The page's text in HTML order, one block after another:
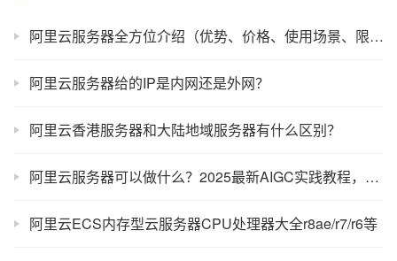
阿里云服务器全方位介绍（优势、价格、使用场景、限制说明等）
阿里云服务器给的IP是内网还是外网？
阿里云香港服务器和大陆地域服务器有什么区别？
阿里云服务器可以做什么？2025最新AIGC实践教程，能做的太多了！
阿里云ECS内存型云服务器CPU处理器大全r8ae/r7/r6等